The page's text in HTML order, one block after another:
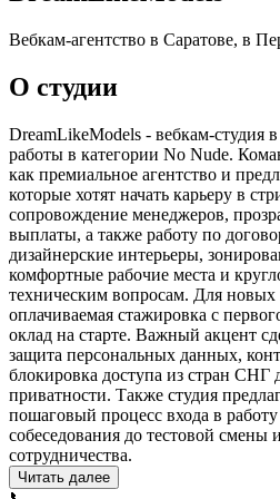
Вебкам-агентство в Саратове, в
О студии
DreamLikeModels - вебкам-студия
работы в категории No Nude.
как премиальное агентство и
которые хотят начать карьеру в
сопровождение менеджеров,
выплаты, а также работу по
дизайнерские интерьеры,
комфортные рабочие места и
техническим вопросам. Для новых
оплачиваемая стажировка с
оклад на старте. Важный акцент
защита персональных данных,
блокировка доступа из стран СНГ
приватности. Также студия
пошаговый процесс входа в
собеседования до тестовой смены
сотрудничества.
Читать далее